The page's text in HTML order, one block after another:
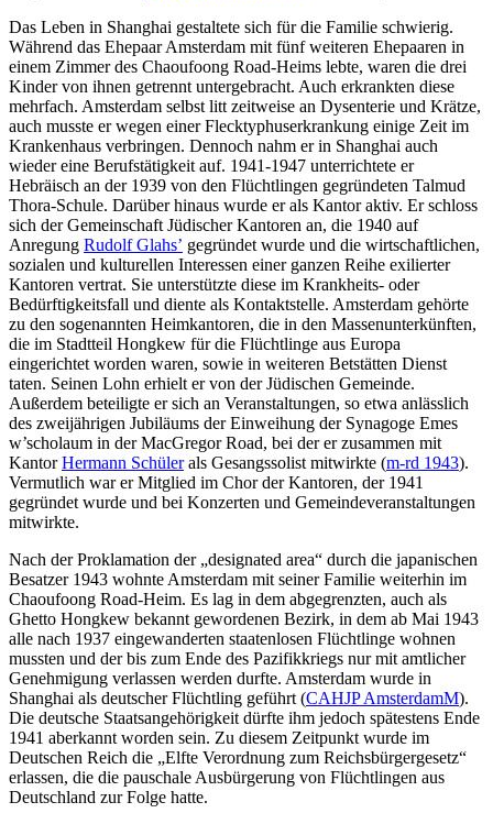
Das Leben in Shanghai gestaltete sich für die Familie schwierig.
Während das Ehepaar Amsterdam mit fünf weiteren Ehepaaren in
einem Zimmer des Chaoufoong Road-Heims lebte, waren die drei
Kinder von ihnen getrennt untergebracht. Auch erkrankten diese
mehrfach. Amsterdam selbst litt zeitweise an Dysenterie und Krätze,
auch musste er wegen einer Flecktyphuserkrankung einige Zeit im
Krankenhaus verbringen. Dennoch nahm er in Shanghai auch
wieder eine Berufstätigkeit auf. 1941-1947 unterrichtete er
Hebräisch an der 1939 von den Flüchtlingen gegründeten Talmud
Thora-Schule. Darüber hinaus wurde er als Kantor aktiv. Er schloss
sich der Gemeinschaft Jüdischer Kantoren an, die 1940 auf
Anregung Rudolf Glahs’ gegründet wurde und die wirtschaftlichen,
sozialen und kulturellen Interessen einer ganzen Reihe exilierter
Kantoren vertrat. Sie unterstützte diese im Krankheits- oder
Bedürftigkeitsfall und diente als Kontaktstelle. Amsterdam gehörte
zu den sogenannten Heimkantoren, die in den Massenunterkünften,
die im Stadtteil Hongkew für die Flüchtlinge aus Europa
eingerichtet worden waren, sowie in weiteren Betstätten Dienst
taten. Seinen Lohn erhielt er von der Jüdischen Gemeinde.
Außerdem beteiligte er sich an Veranstaltungen, so etwa anlässlich
des zweijährigen Jubiläums der Einweihung der Synagoge Emes
w’scholaum in der MacGregor Road, bei der er zusammen mit
KantorHermann Schülerals Gesangssolist mitwirkte (m-rd 1943).
Vermutlich war er Mitglied im Chor der Kantoren, der 1941
gegründet wurde und bei Konzerten und Gemeindeveranstaltungen
mitwirkte.
Nach der Proklamation der „designated area“ durch die japanischen
Besatzer 1943 wohnte Amsterdam mit seiner Familie weiterhin im
Chaoufoong Road-Heim. Es lag in dem abgegrenzten, auch als
Ghetto Hongkew bekannt gewordenen Bezirk, in dem ab Mai 1943
alle nach 1937 eingewanderten staatenlosen Flüchtlinge wohnen
mussten und der bis zum Ende des Pazifikkriegs nur mit amtlicher
Genehmigung verlassen werden durfte. Amsterdam wurde in
Shanghai als deutscher Flüchtling geführt (CAHJP AmsterdamM).
Die deutsche Staatsangehörigkeit dürfte ihm jedoch spätestens Ende
1941 aberkannt worden sein. Zu diesem Zeitpunkt wurde im
Deutschen Reich die „Elfte Verordnung zum Reichsbürgergesetz“
erlassen, die die pauschale Ausbürgerung von Flüchtlingen aus
Deutschland zur Folge hatte.